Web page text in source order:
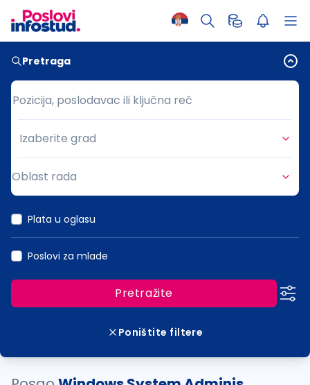
Pretraga
Pozicija, poslodavac ili ključna reč
Pozicija, poslodavac ili ključna reč
Grad
Izaberite grad
Oblast rada
Plata u oglasu
Poslovi za mlade
Pretražite
Poništite filtere